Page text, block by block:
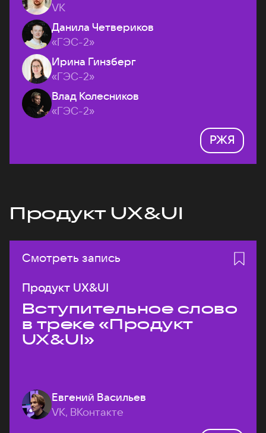
VK
Данила Четвериков
«ГЭС-2»
Ирина Гинзберг
«ГЭС-2»
Влад Колесников
«ГЭС-2»
РЖЯ
Продукт UX&UI
Смотреть запись
Продукт UX&UI
Вступительное слово
в треке «Продукт
UX&UI»
Евгений Васильев
VK, ВКонтакте